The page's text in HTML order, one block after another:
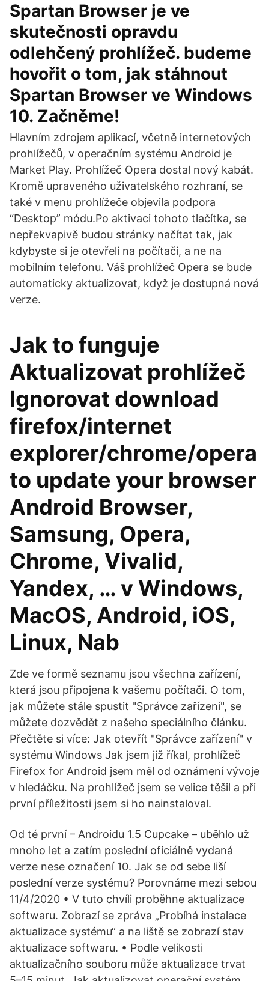
Spartan Browser je ve
skutečnosti opravdu
odlehčený prohlížeč. budeme
hovořit o tom, jak stáhnout
Spartan Browser ve Windows
10. Začněme!
Hlavním zdrojem aplikací, včetně internetových
prohlížečů, v operačním systému Android je
Market Play. Prohlížeč Opera dostal nový kabát.
Kromě upraveného uživatelského rozhraní, se
také v menu prohlížeče objevila podpora
“Desktop” módu.Po aktivaci tohoto tlačítka, se
nepřekvapivě budou stránky načítat tak, jak
kdybyste si je otevřeli na počítači, a ne na
mobilním telefonu. Váš prohlížeč Opera se bude
automaticky aktualizovat, když je dostupná nová
verze.
Jak to funguje
Aktualizovat prohlížeč
Ignorovat download
firefox/internet
explorer/chrome/opera
to update your browser
Android Browser,
Samsung, Opera,
Chrome, Vivalid,
Yandex, … v Windows,
MacOS, Android, iOS,
Linux, Nab
Zde ve formě seznamu jsou všechna zařízení,
která jsou připojena k vašemu počítači. O tom,
jak můžete stále spustit "Správce zařízení", se
můžete dozvědět z našeho speciálního článku.
Přečtěte si více: Jak otevřít "Správce zařízení" v
systému Windows Jak jsem již říkal, prohlížeč
Firefox for Android jsem měl od oznámení vývoje
v hledáčku. Na prohlížeč jsem se velice těšil a při
první příležitosti jsem si ho nainstaloval.
Od té první – Androidu 1.5 Cupcake – uběhlo už
mnoho let a zatím poslední oficiálně vydaná
verze nese označení 10. Jak se od sebe liší
poslední verze systému? Porovnáme mezi sebou
11/4/2020 • V tuto chvíli proběhne aktualizace
softwaru. Zobrazí se zpráva „Probíhá instalace
aktualizace systému“ a na liště se zobrazí stav
aktualizace softwaru. • Podle velikosti
aktualizačního souboru může aktualizace trvat